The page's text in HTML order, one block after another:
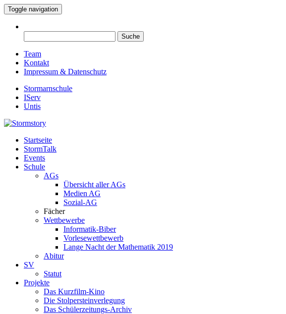
Toggle navigation
nach:
Team
Kontakt
Impressum & Datenschutz
Stormarnschule
IServ
Untis
Stormstory
Eure digitale Schülerzeitung
Startseite
StormTalk
Events
Schule
AGs
Übersicht aller AGs
Medien AG
Sozial-AG
Fächer
Wettbewerbe
Informatik-Biber
Vorlesewettbewerb
Lange Nacht der Mathematik 2019
Abitur
SV
Statut
Projekte
Das Kurzfilm-Kino
Die Stolpersteinverlegung
Das Schülerzeitungs-Archiv